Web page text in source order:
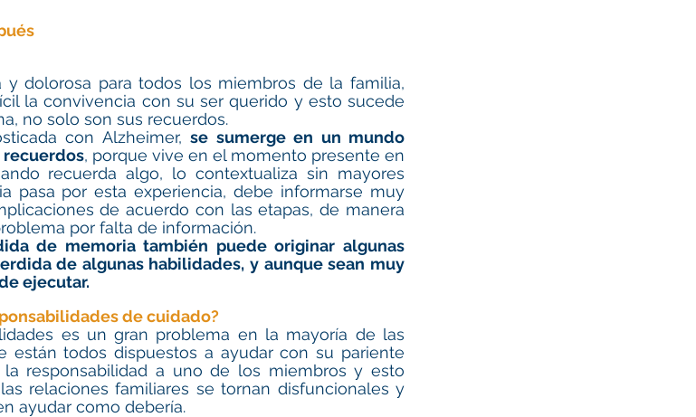
y dolorosa para todos los miembros de la familia,
la convivencia con su ser querido y esto sucede
no solo son sus recuerdos.
con Alzheimer, se sumerge en un mundo
recuerdos, porque vive en el momento presente en
recuerda algo, lo contextualiza sin mayores
pasa por esta experiencia, debe informarse muy
de acuerdo con las etapas, de manera
por falta de información.
de memoria también puede originar algunas
de algunas habilidades, y aunque sean muy
ejecutar.
de cuidado?
es un gran problema en la mayoría de las
están todos dispuestos a ayudar con su pariente
responsabilidad a uno de los miembros y esto
relaciones familiares se tornan disfuncionales y
ayudar como debería.